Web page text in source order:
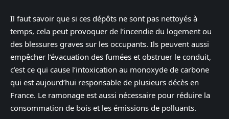
Il faut savoir que si ces dépôts ne sont pas nettoyés à
temps, cela peut provoquer de l’incendie du logement ou
des blessures graves sur les occupants. Ils peuvent aussi
empêcher l’évacuation des fumées et obstruer le conduit,
c’est ce qui cause l’intoxication au monoxyde de carbone
qui est aujourd’hui responsable de plusieurs décès en
France. Le ramonage est aussi nécessaire pour réduire la
consommation de bois et les émissions de polluants.